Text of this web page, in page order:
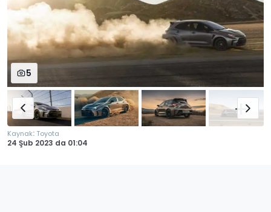
5
Kaynak: Toyota
24 Şub 2023 da 01:04